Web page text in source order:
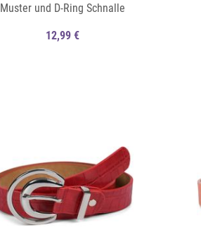
Muster und D-Ring Schnalle
12,99 €